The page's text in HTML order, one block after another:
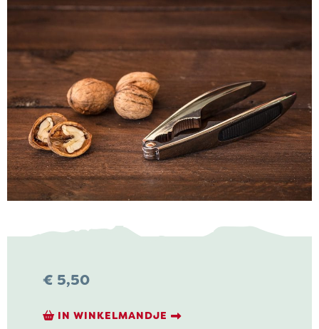
DE STOKERIJ
ACTIVITEITEN
LANDWINKEL
KERSTPAKKETTEN
WEBSHOP
NIEUWS & ACTUALITEITEN
CONTACT
€ 5,50
IN WINKELMANDJE